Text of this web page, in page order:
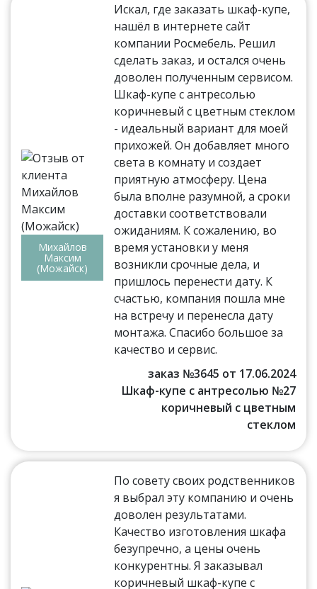
Михайлов
Максим
(Можайск)
Искал, где заказать шкаф-купе,
нашёл в интернете сайт
компании Росмебель. Решил
сделать заказ, и остался очень
доволен полученным сервисом.
Шкаф-купе с антресолью
коричневый с цветным стеклом
- идеальный вариант для моей
прихожей. Он добавляет много
света в комнату и создает
приятную атмосферу. Цена
была вполне разумной, а сроки
доставки соответствовали
ожиданиям. К сожалению, во
время установки у меня
возникли срочные дела, и
пришлось перенести дату. К
счастью, компания пошла мне
на встречу и перенесла дату
монтажа. Спасибо большое за
качество и сервис.
заказ №3645 от 17.06.2024
Шкаф-купе с антресолью №27
коричневый с цветным
стеклом
По совету своих родственников
я выбрал эту компанию и очень
доволен результатами.
Качество изготовления шкафа
безупречно, а цены очень
конкурентны. Я заказывал
коричневый шкаф-купе с